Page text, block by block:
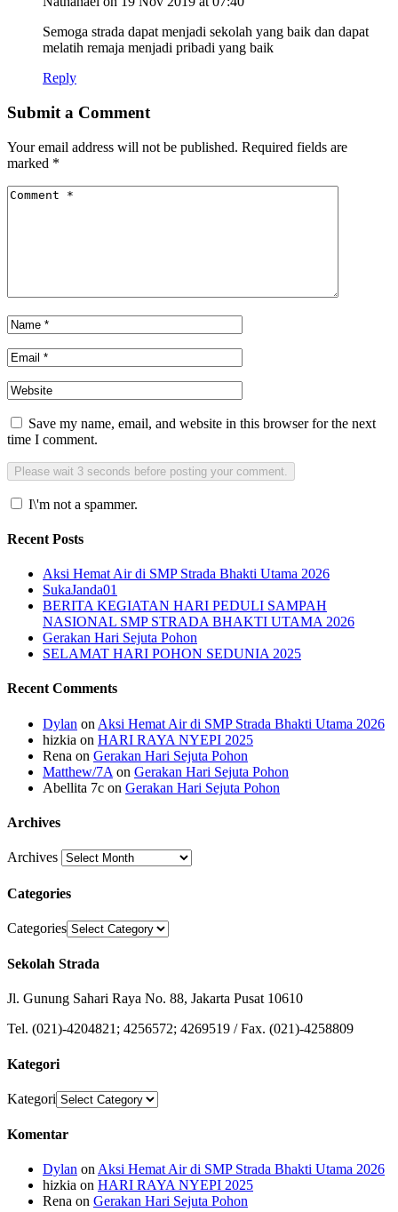
Semoga strada dapat menjadi sekolah yang baik dan dapat
melatih remaja menjadi pribadi yang baik
Reply
Submit a Comment
Your email address will not be published. Required fields are
marked *
Save my name, email, and website in this browser for the next
time I comment.
I\'m not a spammer.
Recent Posts
Aksi Hemat Air di SMP Strada Bhakti Utama 2026
SukaJanda01
BERITA KEGIATAN HARI PEDULI SAMPAH
NASIONAL SMP STRADA BHAKTI UTAMA 2026
Gerakan Hari Sejuta Pohon
SELAMAT HARI POHON SEDUNIA 2025
Recent Comments
Dylan on Aksi Hemat Air di SMP Strada Bhakti Utama 2026
hizkia on HARI RAYA NYEPI 2025
Rena on Gerakan Hari Sejuta Pohon
Matthew/7A on Gerakan Hari Sejuta Pohon
Abellita 7c on Gerakan Hari Sejuta Pohon
Archives
Archives
Categories
Categories
Sekolah Strada
Jl. Gunung Sahari Raya No. 88, Jakarta Pusat 10610
Tel. (021)-4204821; 4256572; 4269519 / Fax. (021)-4258809
Kategori
Kategori
Komentar
Dylan onAksi Hemat Air di SMP Strada Bhakti Utama 2026
hizkia on HARI RAYA NYEPI 2025
Rena on Gerakan Hari Sejuta Pohon